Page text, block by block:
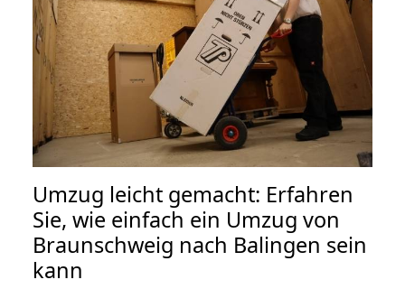
Umzug leicht gemacht: Erfahren
Sie, wie einfach ein Umzug von
Braunschweig nach Balingen sein
kann